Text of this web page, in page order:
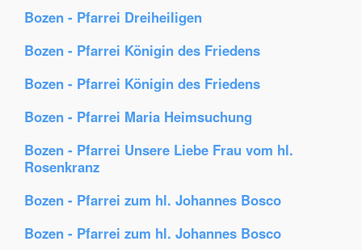
Bozen - Pfarrei Dreiheiligen
Bozen - Pfarrei Königin des Friedens
Bozen - Pfarrei Königin des Friedens
Bozen - Pfarrei Maria Heimsuchung
Bozen - Pfarrei Unsere Liebe Frau vom hl.
Rosenkranz
Bozen - Pfarrei zum hl. Johannes Bosco
Bozen - Pfarrei zum hl. Johannes Bosco